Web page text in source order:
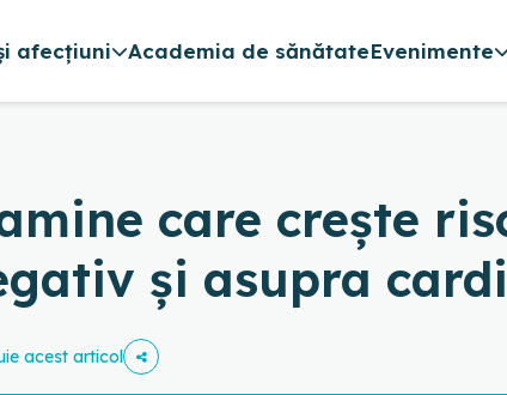
afecțiuni Academia de sănătateEvenimente
care crește
și asupra
acest articol